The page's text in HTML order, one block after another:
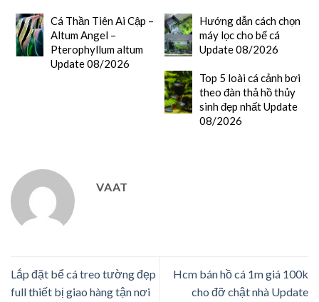
Cá Thần Tiên Ai Cập –
Altum Angel –
Pterophyllum altum
Update 08/2026
Hướng dẫn cách chọn
máy lọc cho bể cá
Update 08/2026
Top 5 loài cá cảnh bơi
theo đàn thả hồ thủy
sinh đẹp nhất Update
08/2026
VAAT
Lắp đặt bể cá treo tường đẹp
full thiết bị giao hàng tận nơi
Hcm bán hồ cá 1m giá 100k
cho đỡ chật nhà Update